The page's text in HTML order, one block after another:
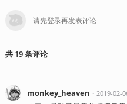
共 19条评论
monkey_heaven ・ 2019-02-